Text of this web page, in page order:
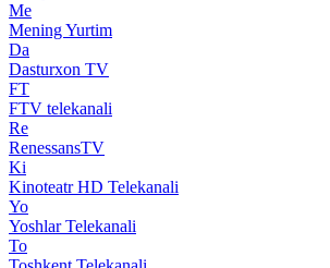
Me
Mening Yurtim
Da
Dasturxon TV
FT
FTV telekanali
Re
RenessansTV
Ki
Kinoteatr HD Telekanali
Yo
Yoshlar Telekanali
To